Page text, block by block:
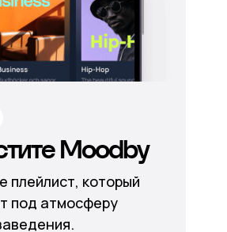
Moodby
плейлист, который
под атмосферу